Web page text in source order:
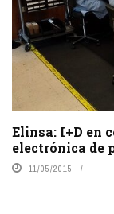
Elinsa: I+D en
electrónica de
11/05/2015